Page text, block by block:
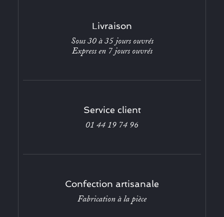
Livraison
Sous 30 à 35 jours ouvrés
Express en 7 jours ouvrés
Service client
01 44 19 74 96
Confection artisanale
Fabrication à la pièce